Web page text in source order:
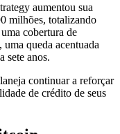
aumentou sua
milhões, totalizando
cobertura de
queda acentuada
sete anos.
continuar a reforçar
de crédito de seus